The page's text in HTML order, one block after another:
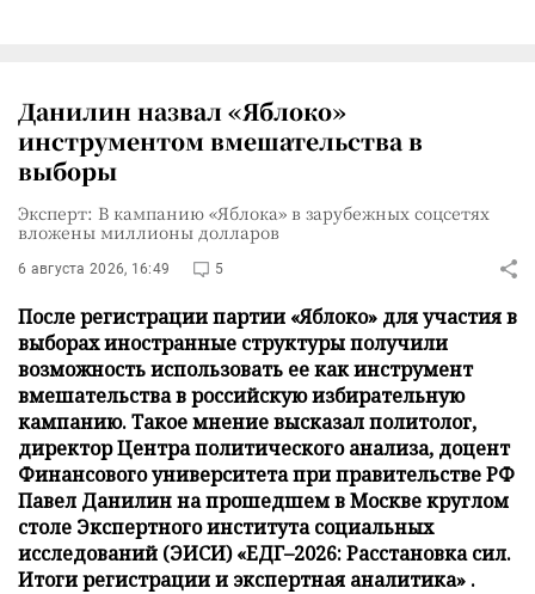
Данилин назвал «Яблоко»
инструментом вмешательства в
выборы
Эксперт: В кампанию «Яблока» в зарубежных соцсетях
вложены миллионы долларов
6 августа 2026, 16:49 5
После регистрации партии «Яблоко» для участия в
выборах иностранные структуры получили
возможность использовать ее как инструмент
вмешательства в российскую избирательную
кампанию. Такое мнение высказал политолог,
директор Центра политического анализа, доцент
Финансового университета при правительстве РФ
Павел Данилин на прошедшем в Москве круглом
столе Экспертного института социальных
исследований (ЭИСИ) «ЕДГ–2026: Расстановка сил.
Итоги регистрации и экспертная аналитика» .